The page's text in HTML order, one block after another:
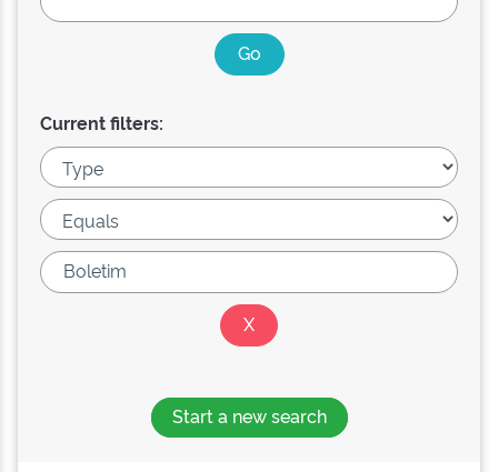
Current filters:
Start a new search